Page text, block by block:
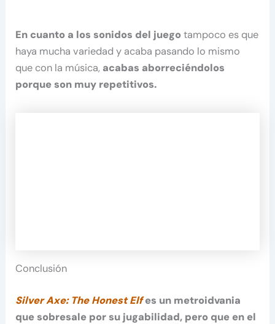
En cuanto a los sonidos del juegotampoco es que
haya mucha variedad y acaba pasando lo mismo
que con la música, acabas aborreciéndolos
porque son muy repetitivos.
Conclusión
Silver Axe: The Honest Elfes un metroidvania
que sobresale por su jugabilidad, pero que en el